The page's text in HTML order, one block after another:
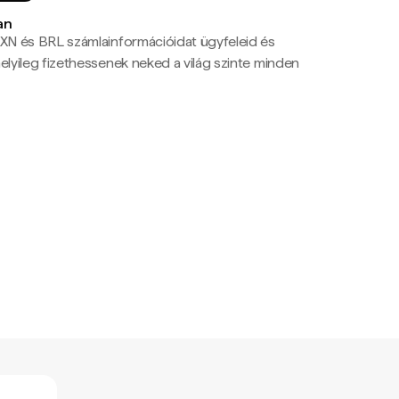
és BRL számlainformációidat ügyfeleid és
fizethessenek neked a világ szinte minden